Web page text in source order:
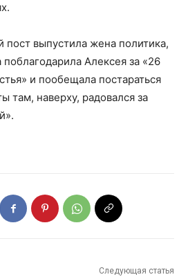
выпустила жена политика,
Алексея за «26
и пообещала постараться
там, наверху, радовался за
Следующая статья